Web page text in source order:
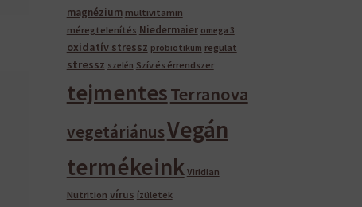
magnézium multivitamin
méregtelenítés Niedermaier omega 3
oxidatív stressz probiotikum regulat
stressz szelén Szív és érrendszer
tejmentesTerranova
vegetáriánusVegán
termékeink Viridian
Nutrition vírus ízületek